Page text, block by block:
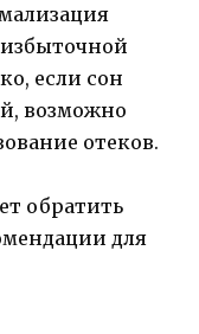
если сон
возможно
отеков.
обратить
для